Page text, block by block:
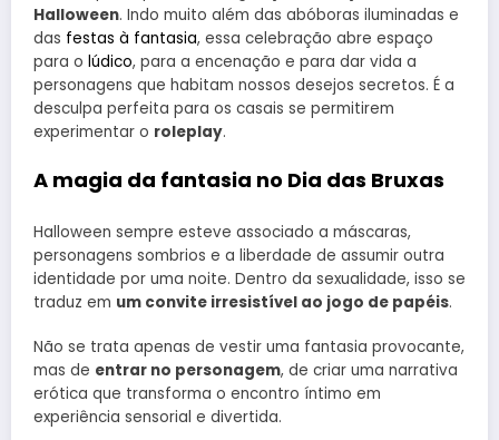
Halloween. Indo muito além das abóboras iluminadas e
das festas à fantasia, essa celebração abre espaço
para o lúdico, para a encenação e para dar vida a
personagens que habitam nossos desejos secretos. É a
desculpa perfeita para os casais se permitirem
experimentar o roleplay.
A magia da fantasia no Dia das Bruxas
Halloween sempre esteve associado a máscaras,
personagens sombrios e a liberdade de assumir outra
identidade por uma noite. Dentro da sexualidade, isso se
traduz em um convite irresistível ao jogo de papéis.
Não se trata apenas de vestir uma fantasia provocante,
mas de entrar no personagem, de criar uma narrativa
erótica que transforma o encontro íntimo em
experiência sensorial e divertida.